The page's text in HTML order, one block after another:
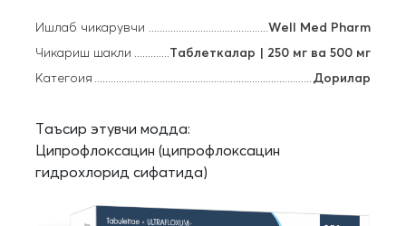
Ишлаб чикарувчи
Well Med Pharm
Чикариш шакли
Таблеткалар | 250 мг ва 500 мг
Категоия
Дорилар
Таъсир этувчи модда:
Ципрофлоксацин (ципрофлоксацин
гидрохлорид сифатида)